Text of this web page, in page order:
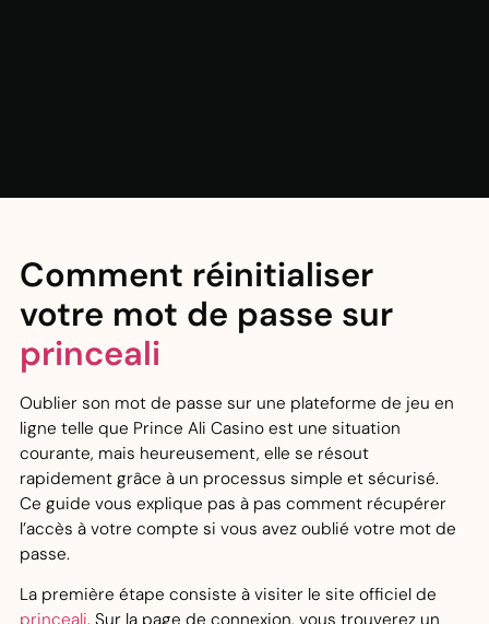
Comment réinitialiser
votre mot de passe sur
princeali
Oublier son mot de passe sur une plateforme de jeu en
ligne telle que Prince Ali Casino est une situation
courante, mais heureusement, elle se résout
rapidement grâce à un processus simple et sécurisé.
Ce guide vous explique pas à pas comment récupérer
l’accès à votre compte si vous avez oublié votre mot de
passe.
La première étape consiste à visiter le site officiel de